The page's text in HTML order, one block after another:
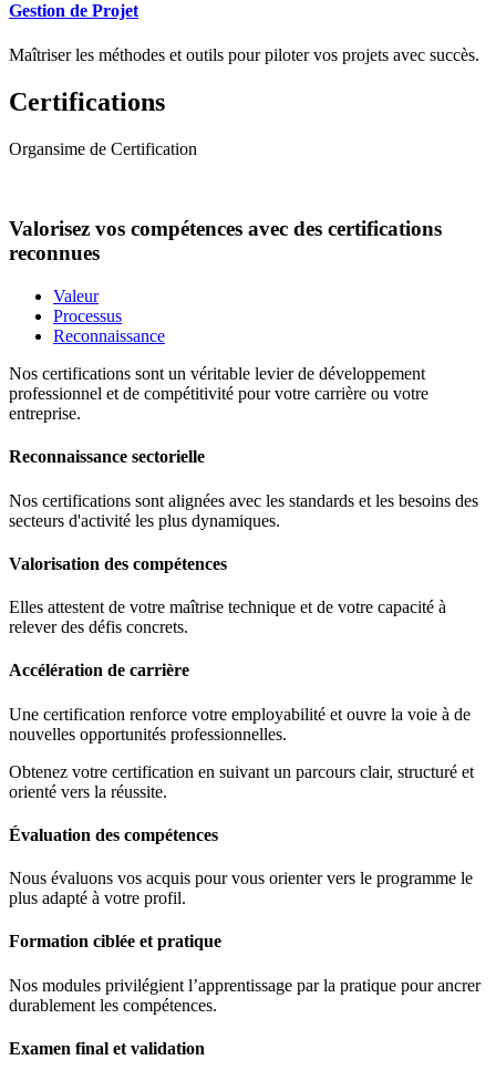
Gestion de Projet
Maîtriser les méthodes et outils pour piloter vos projets avec succès.
Certifications
Organsime de Certification
Valorisez vos compétences avec des certifications
reconnues
Valeur
Processus
Reconnaissance
Nos certifications sont un véritable levier de développement
professionnel et de compétitivité pour votre carrière ou votre
entreprise.
Reconnaissance sectorielle
Nos certifications sont alignées avec les standards et les besoins des
secteurs d'activité les plus dynamiques.
Valorisation des compétences
Elles attestent de votre maîtrise technique et de votre capacité à
relever des défis concrets.
Accélération de carrière
Une certification renforce votre employabilité et ouvre la voie à de
nouvelles opportunités professionnelles.
Obtenez votre certification en suivant un parcours clair, structuré et
orienté vers la réussite.
Évaluation des compétences
Nous évaluons vos acquis pour vous orienter vers le programme le
plus adapté à votre profil.
Formation ciblée et pratique
Nos modules privilégient l’apprentissage par la pratique pour ancrer
durablement les compétences.
Examen final et validation